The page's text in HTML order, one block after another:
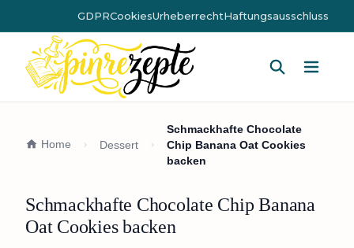
GDPRCookiesUrheberrechtHaftungsausschluss
Home Dessert
Schmackhafte Chocolate
Chip Banana Oat Cookies
backen
Schmackhafte Chocolate Chip Banana
Oat Cookies backen